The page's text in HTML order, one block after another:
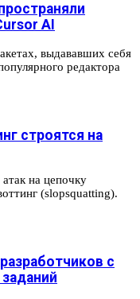
AI
выдававших себя
редактора
строятся на
на цепочку
(slopsquatting).
с